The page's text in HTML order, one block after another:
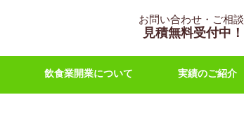
お問い合わせ・ご相談
見積無料受付中！
飲食業開業について 実績のご紹介